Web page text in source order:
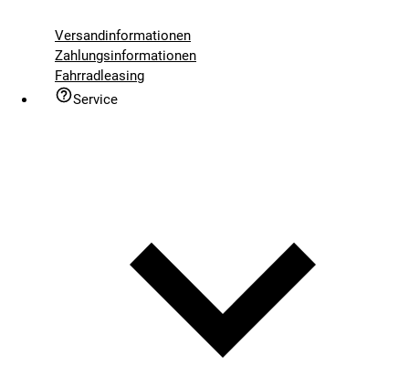
Versandinformationen
Zahlungsinformationen
Fahrradleasing
Service